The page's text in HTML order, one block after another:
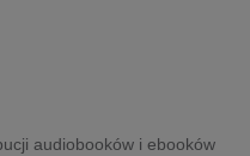
audiobooków i ebooków